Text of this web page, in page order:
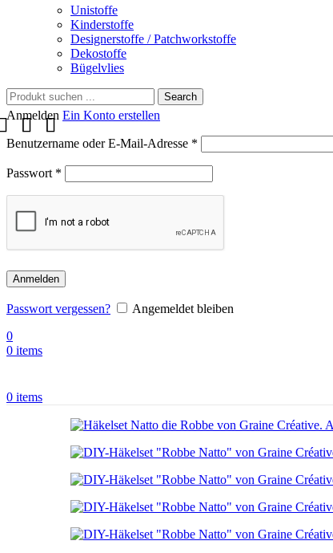
Unistoffe
Kinderstoffe
Designerstoffe / Patchworkstoffe
Dekostoffe
Bügelvlies
Search
Anmelden Ein Konto erstellen
Benutzername oder E-Mail-Adresse *
Passwort *
Anmelden
Passwort vergessen?
Angemeldet bleiben
0
0 items
0 items